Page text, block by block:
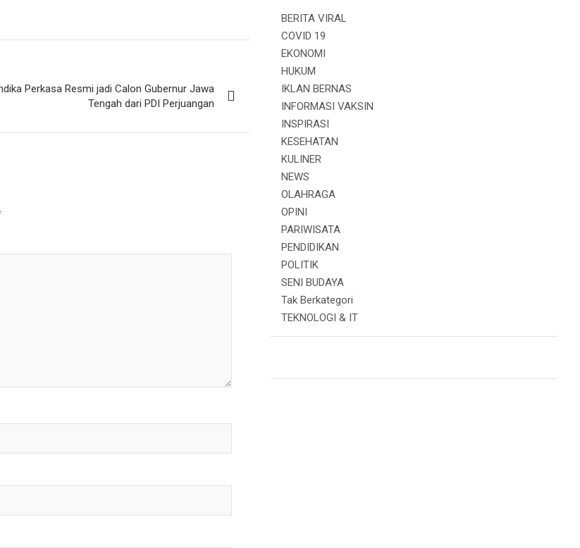
Perkasa Resmi jadi Calon Gubernur Jawa
Tengah dari PDI Perjuangan
BERITA VIRAL
COVID 19
EKONOMI
HUKUM
IKLAN BERNAS
INFORMASI VAKSIN
INSPIRASI
KESEHATAN
KULINER
NEWS
OLAHRAGA
OPINI
PARIWISATA
PENDIDIKAN
POLITIK
SENI BUDAYA
Tak Berkategori
TEKNOLOGI & IT